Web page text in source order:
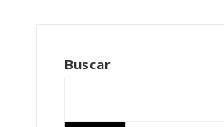
Buscar